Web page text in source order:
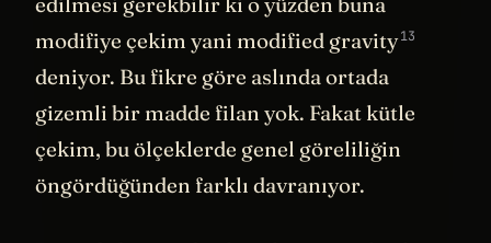
edilmesi gerekbilir ki o yüzden buna
modifiye çekim yani
modified gravity
deniyor. Bu fikre göre aslında ortada
gizemli bir madde filan yok. Fakat kütle
çekim, bu ölçeklerde genel göreliliğin
öngördüğünden farklı davranıyor.